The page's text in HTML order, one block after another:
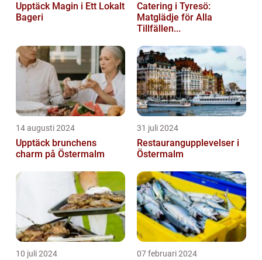
Upptäck Magin i Ett Lokalt
Bageri
Catering i Tyresö:
Matglädje för Alla
Tillfällen...
14 augusti 2024
Upptäck brunchens
charm på Östermalm
31 juli 2024
Restaurangupplevelser i
Östermalm
10 juli 2024 07 februari 2024